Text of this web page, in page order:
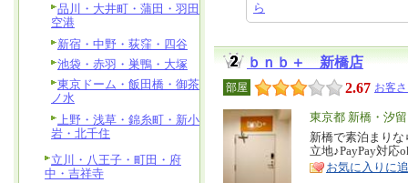
ら
ｂｎｂ＋ 新橋店
部屋 2.67 お客
エ
リ
ア
東京都 新橋・汐
特
徴
新橋で素泊まり
立地♪PayPay対応
お気に入りに
品川・大井町・蒲田・羽田
空港
新宿・中野・荻窪・四谷
池袋・赤羽・巣鴨・大塚
東京ドーム・飯田橋・御茶
ノ水
上野・浅草・錦糸町・新小
岩・北千住
立川・八王子・町田・府
中・吉祥寺